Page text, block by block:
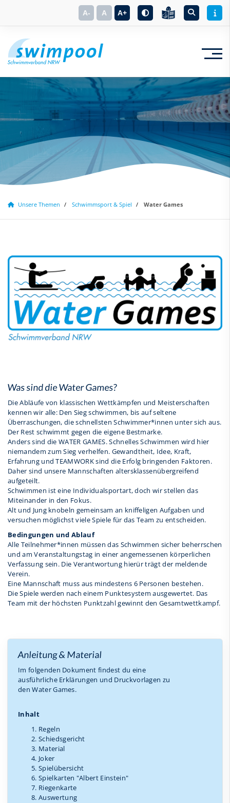
A- A A+
Suchbegriff eingeben
Unsere Themen Schwimmsport & Spiel Water Games
Was sind die Water Games?
Die Abläufe von klassischen Wettkämpfen und Meisterschaften
kennen wir alle: Den Sieg schwimmen, bis auf seltene
Überraschungen, die schnellsten Schwimmer*innen unter sich aus.
Der Rest schwimmt gegen die eigene Bestmarke.
Anders sind die WATER GAMES. Schnelles Schwimmen wird hier
niemandem zum Sieg verhelfen. Gewandtheit, Idee, Kraft,
Erfahrung und TEAMWORK sind die Erfolg bringenden Faktoren.
Daher sind unsere Mannschaften altersklassenübergreifend
aufgeteilt.
Schwimmen ist eine Individualsportart, doch wir stellen das
Miteinander in den Fokus.
Alt und Jung knobeln gemeinsam an kniffeligen Aufgaben und
versuchen möglichst viele Spiele für das Team zu entscheiden.
Bedingungen und Ablauf
Alle Teilnehmer*innen müssen das Schwimmen sicher beherrschen
und am Veranstaltungstag in einer angemessenen körperlichen
Verfassung sein. Die Verantwortung hierür trägt der meldende
Verein.
Eine Mannschaft muss aus mindestens 6 Personen bestehen.
Die Spiele werden nach einem Punktesystem ausgewertet. Das
Team mit der höchsten Punktzahl gewinnt den Gesamtwettkampf.
Anleitung & Material
Im folgenden Dokument findest du eine
ausführliche Erklärungen und Druckvorlagen zu
den Water Games.
Inhalt
Regeln
Schiedsgericht
Material
Joker
Spielübersicht
Spielkarten "Albert Einstein"
Riegenkarte
Auswertung